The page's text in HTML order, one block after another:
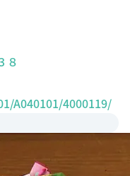
８
A040101/4000119/